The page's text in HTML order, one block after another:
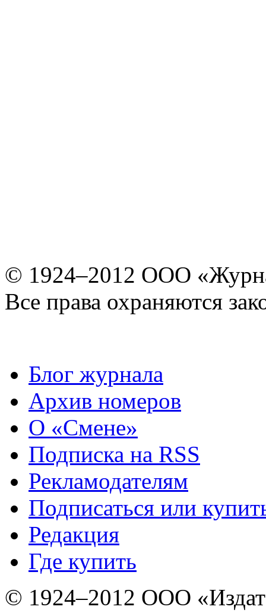
© 1924–2012 ООО
Все права охраняются
Блог журнала
Архив номеров
О «Смене»
Подписка на RSS
Рекламодателям
Подписаться или
Редакция
Где купить
© 1924–2012 ООО